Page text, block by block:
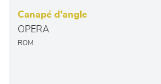
Canapé d'angle
OPERA
ROM